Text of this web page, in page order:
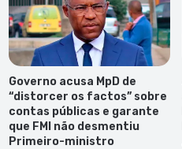
Governo acusa MpD de
“distorcer os factos” sobre
contas públicas e garante
que FMI não desmentiu
Primeiro-ministro